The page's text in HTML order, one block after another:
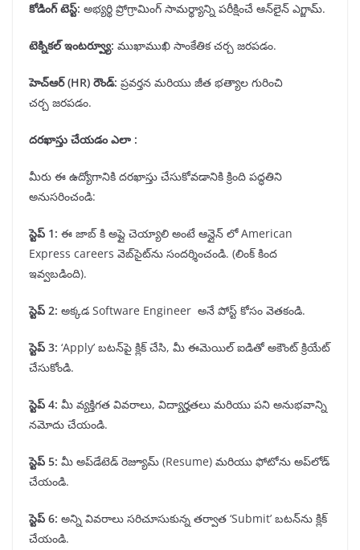
కోడింగ్ టెస్ట్: అభ్యర్థి ప్రోగ్రామింగ్ సామర్థ్యాన్ని పరీక్షించే ఆన్‌లైన్ ఎగ్జామ్.
టెక్నికల్ ఇంటర్వ్యూ: ముఖాముఖి సాంకేతిక చర్చ జరపడం.
హెచ్ఆర్(HR) రౌండ్: ప్రవర్తన మరియు జీత భత్యాల గురించి
చర్చ జరపడం.
దరఖాస్తు చేయడం ఎలా :
మీరు ఈ ఉద్యోగానికి దరఖాస్తు చేసుకోవడానికి క్రింది పద్ధతిని
అనుసరించండి:
స్టెప్ 1: ఈ జాబ్ కి అప్లై చెయ్యాలి అంటే ఆన్లైన్ లో American
Express careers వెబ్‌సైట్‌ను సందర్శించండి. (లింక్ కింద
ఇవ్వబడింది).
స్టెప్ 2: అక్కడ Software Engineer అనే పోస్ట్ కోసం వెతకండి.
స్టెప్ 3: ‘Apply’ బటన్‌పై క్లిక్ చేసి, మీ ఈమెయిల్ ఐడితో అకౌంట్ క్రియేట్
చేసుకోండి.
స్టెప్ 4: మీ వ్యక్తిగత వివరాలు, విద్యార్హతలు మరియు పని అనుభవాన్ని
నమోదు చేయండి.
స్టెప్ 5: మీ అప్‌డేటెడ్ రెజ్యూమ్ (Resume) మరియు ఫోటోను అప్‌లోడ్
చేయండి.
స్టెప్ 6: అన్ని వివరాలు సరిచూసుకున్న తర్వాత ‘Submit’ బటన్‌ను క్లిక్
చేయండి.